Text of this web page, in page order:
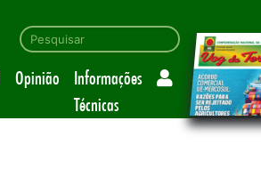
Opinião
Informações
Técnicas